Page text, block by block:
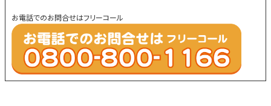
お電話でのお問合せはフリーコール